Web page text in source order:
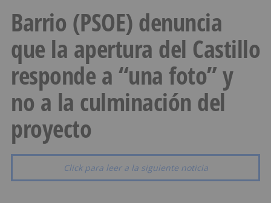
Barrio (PSOE) denuncia
que la apertura del Castillo
responde a “una foto” y
no a la culminación del
proyecto
Click para leer a la siguiente noticia